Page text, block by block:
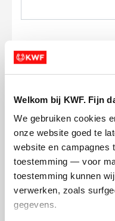
Welkom bij KWF. Fijn
We gebruiken cookies
onze website goed te
website en
toestemming — voor
toestemming kunnen
verwerken, zoals
gegevens.
en betaal €0.75
Opgehaald